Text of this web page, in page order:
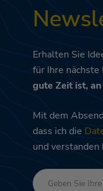
Erhalten Sie
für Ihre nächste
gute Zeit ist,
Mit dem
dass ich die
und verstanden